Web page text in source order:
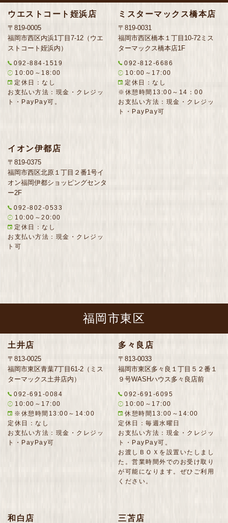
ウエストコート姪浜店
〒819-0005
福岡市西区内浜1丁目7-12（ウエ
ストコート姪浜内）
092-884-1519
10:00～18:00
定休日：なし
お支払い方法：現金・クレジッ
ト・PayPay可。
ミスターマックス橋本店
〒819-0031
福岡市西区橋本１丁目10-72ミス
ターマックス橋本店1F
092-812-6686
10:00～17:00
定休日：なし
※休憩時間13:00～14：00
お支払い方法：現金・クレジッ
ト・PayPay可
イオン伊都店
〒819-0375
福岡市西区北原１丁目２番1号イ
オン福岡伊都ショッピングセンタ
ー2F
092-802-0533
10:00～20:00
定休日：なし
お支払い方法：現金・クレジッ
ト可
福岡市東区
土井店
〒813-0025
福岡市東区青葉7丁目61-2（ミス
ターマックス土井店内）
092-691-0084
10:00～17:00
※休憩時間13:00～14:00
定休日：なし
お支払い方法：現金・クレジッ
ト・PayPay可
多々良店
〒813-0033
福岡市東区多々良１丁目５２番１
９号WASHハウス多々良店前
092-691-6095
10:00～17:00
休憩時間13:00～14:00
定休日：毎週水曜日
お支払い方法：現金・クレジッ
ト・PayPay可。
お渡しＢＯＸを設置いたしまし
た。営業時間外でのお受け取り
が可能になります。ぜひご利用
ください。
和白店 三苫店